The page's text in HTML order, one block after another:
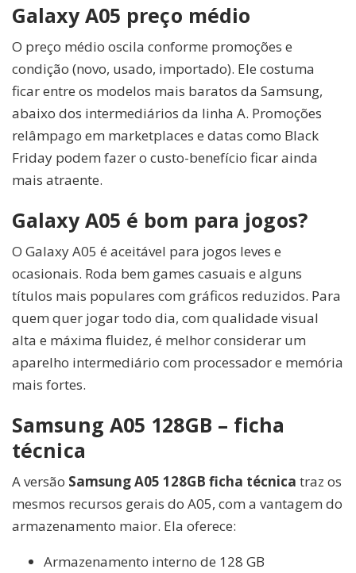
Galaxy A05 preço médio
O preço médio oscila conforme promoções e
condição (novo, usado, importado). Ele costuma
ficar entre os modelos mais baratos da Samsung,
abaixo dos intermediários da linha A. Promoções
relâmpago em marketplaces e datas como Black
Friday podem fazer o custo-benefício ficar ainda
mais atraente.
Galaxy A05 é bom para jogos?
O Galaxy A05 é aceitável para jogos leves e
ocasionais. Roda bem games casuais e alguns
títulos mais populares com gráficos reduzidos. Para
quem quer jogar todo dia, com qualidade visual
alta e máxima fluidez, é melhor considerar um
aparelho intermediário com processador e memória
mais fortes.
Samsung A05 128GB – ficha
técnica
A versão Samsung A05 128GB ficha técnica traz os
mesmos recursos gerais do A05, com a vantagem do
armazenamento maior. Ela oferece:
Armazenamento interno de 128 GB